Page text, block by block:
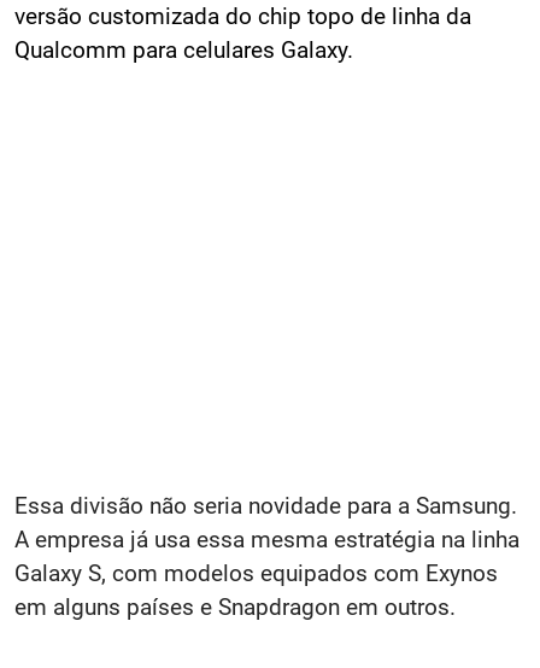
versão customizada do chip topo de linha da
Qualcomm para celulares Galaxy.
Essa divisão não seria novidade para a Samsung.
A empresa já usa essa mesma estratégia na linha
Galaxy S, com modelos equipados com Exynos
em alguns países e Snapdragon em outros.